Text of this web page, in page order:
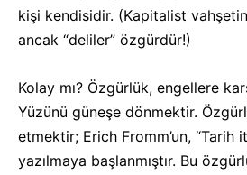
kişi kendisidir. (Kapitalist
ancak “deliler” özgürdür!)
Kolay mı? Özgürlük, engellere
Yüzünü güneşe dönmektir.
etmektir; Erich Fromm’un, “Tarih
yazılmaya başlanmıştır. Bu